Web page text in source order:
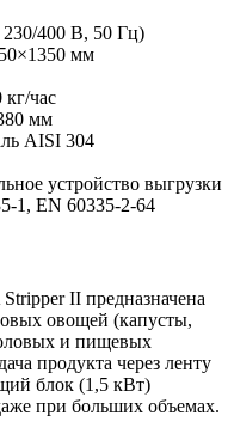
400 В, 50 Гц)
мм
час
мм
AISI 304
устройство выгрузки
1, EN 60335-2-64
II предназначена
овощей (капусты,
и пищевых
продукта через ленту
блок (1,5 кВт)
при больших объемах.